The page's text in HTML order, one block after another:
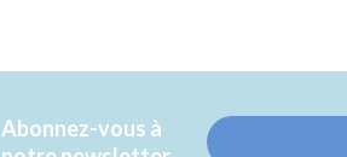
Abonnez-vous à